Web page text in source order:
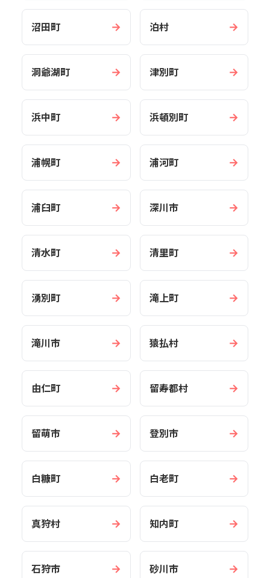
沼田町 → 泊村 →
洞爺湖町 → 津別町 →
浜中町 → 浜頓別町 →
浦幌町 → 浦河町 →
浦臼町 → 深川市 →
清水町 → 清里町 →
湧別町 → 滝上町 →
滝川市 → 猿払村 →
由仁町 → 留寿都村 →
留萌市 → 登別市 →
白糠町 → 白老町 →
真狩村 → 知内町 →
石狩市 → 砂川市 →